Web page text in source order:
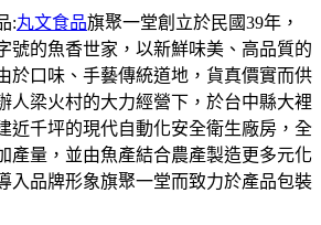
:丸文食品旗聚一堂創立於民國39年，
號的魚香世家，以新鮮味美、高品質的
於口味、手藝傳統道地，貨真價實而供
人梁火村的大力經營下，於台中縣大裡
近千坪的現代自動化安全衛生廠房，全
產量，並由魚產結合農產製造更多元化
入品牌形象旗聚一堂而致力於產品包裝